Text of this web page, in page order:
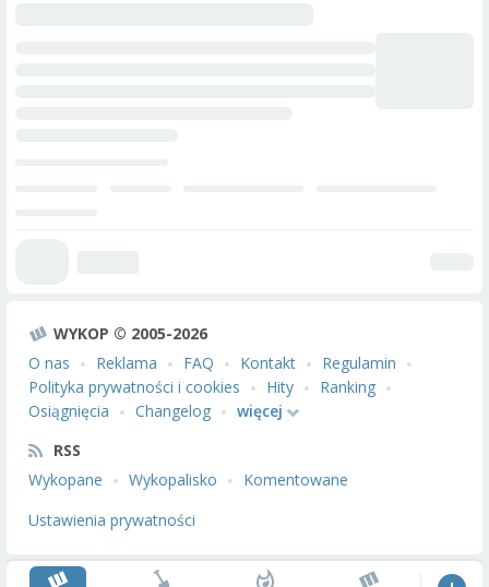
WYKOP © 2005-2026
O nas
Reklama FAQ Kontakt
Regulamin
Polityka prywatności i cookies
Hity
Ranking
Osiągnięcia
Changelog
więcej
RSS
Wykopane
Wykopalisko
Komentowane
Ustawienia prywatności